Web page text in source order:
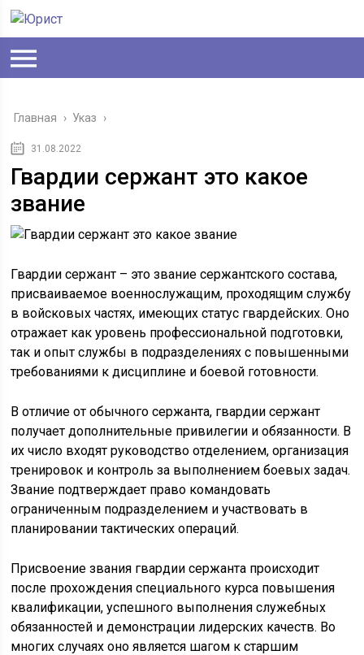
Главная › Указ ›
31.08.2022
Гвардии сержант это какое
звание
Гвардии сержант – это звание сержантского состава,
присваиваемое военнослужащим, проходящим службу
в войсковых частях, имеющих статус гвардейских. Оно
отражает как уровень профессиональной подготовки,
так и опыт службы в подразделениях с повышенными
требованиями к дисциплине и боевой готовности.
В отличие от обычного сержанта, гвардии сержант
получает дополнительные привилегии и обязанности. В
их число входят руководство отделением, организация
тренировок и контроль за выполнением боевых задач.
Звание подтверждает право командовать
ограниченным подразделением и участвовать в
планировании тактических операций.
Присвоение звания гвардии сержанта происходит
после прохождения специального курса повышения
квалификации, успешного выполнения служебных
обязанностей и демонстрации лидерских качеств. Во
многих случаях оно является шагом к старшим